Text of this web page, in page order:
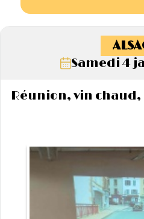
Samedi 4
Réunion, vin